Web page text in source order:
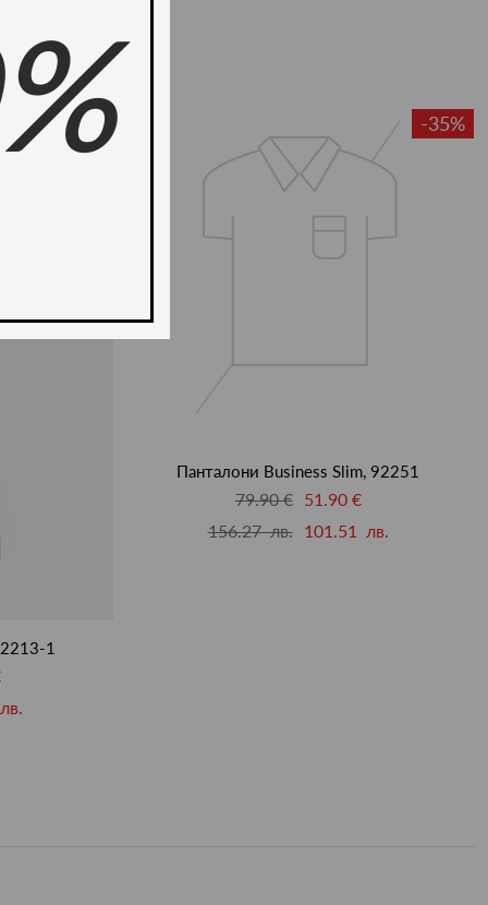
-50%
1
-35%
Панталони Business Slim, 92251
79.90 €
51.90 €
156.27 лв.
101.51 лв.